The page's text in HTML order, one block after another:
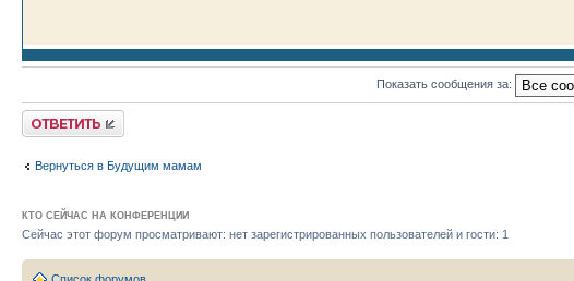
Показать сообщения за:
Ответить
Вернуться в Будущим мамам
КТО СЕЙЧАС НА КОНФЕРЕНЦИИ
Сейчас этот форум просматривают: нет зарегистрированных пользователей и гости: 1